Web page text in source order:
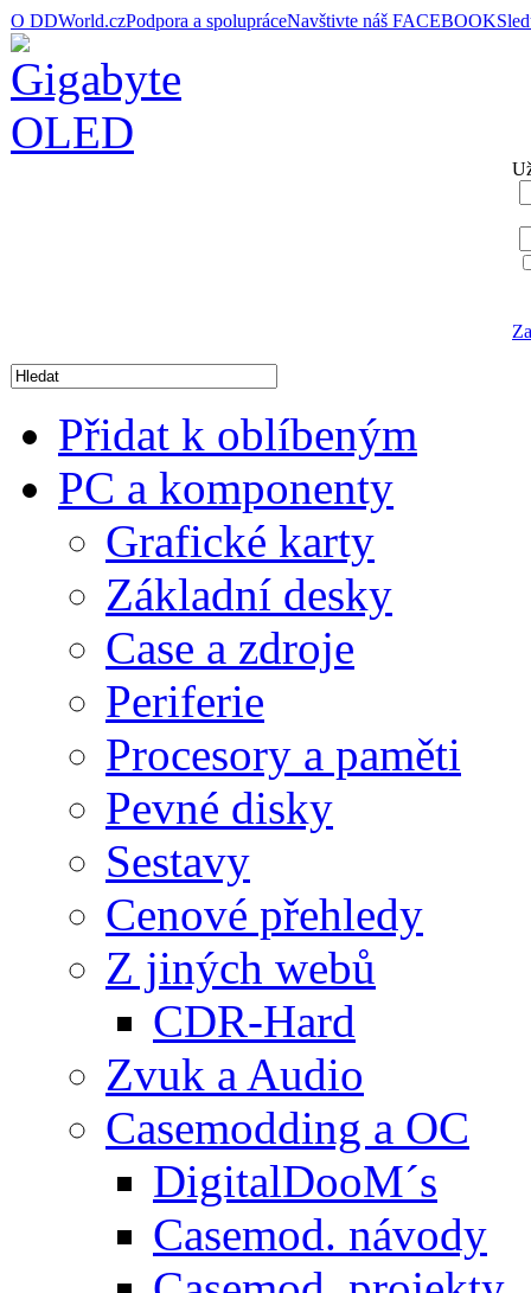
O DDWorld.czPodpora a spolupráceNavštivte náš FACEBOOK
Přidat k oblíbeným
PC a komponenty
Grafické karty
Základní desky
Case a zdroje
Periferie
Procesory a paměti
Pevné disky
Sestavy
Cenové přehledy
Z jiných webů
CDR-Hard
Zvuk a Audio
Casemodding a OC
DigitalDooM´s
Casemod. návody